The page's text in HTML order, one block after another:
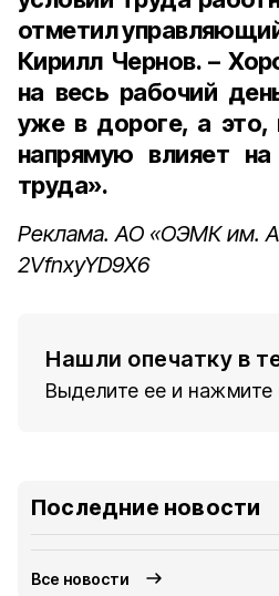
отметил
Кирилл Чернов. –
на весь рабочий
уже в дороге, а
напрямую влияет на
труда».
Реклама. АО «ОЭМК им.
2VfnxyYD9X6
Нашли опечатку в
Выделите ее и нажмите
Последние новости
Все новости